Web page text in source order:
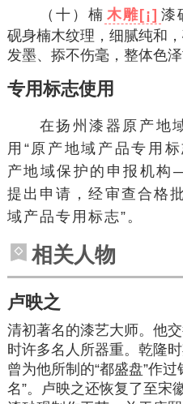
（十）楠 木雕[¡] 漆
砚身楠木纹理，细腻纯和
发墨、掭不伤毫，整体色泽
专用标志使用
在扬州漆器原产地
用“原产地域产品专用
产地域保护的申报机构
提出申请，经审查合格
域产品专用标志”。
相关人物
卢映之
清初著名的漆艺大师。他
时许多名人所器重。乾隆
曾为他所制的“都盛盘”作
名”。卢映之还恢复了至宋